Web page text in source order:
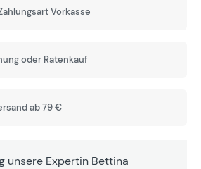
Vorkasse
oder Ratenkauf
ab 79 €
unsere Expertin Bettina